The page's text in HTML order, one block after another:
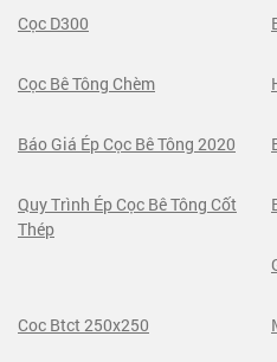
Cọc D300
Cọc Bê Tông Chèm
Báo Giá Ép Cọc Bê Tông 2020
Quy Trình Ép Cọc Bê Tông Cốt
Thép
Coc Btct 250x250